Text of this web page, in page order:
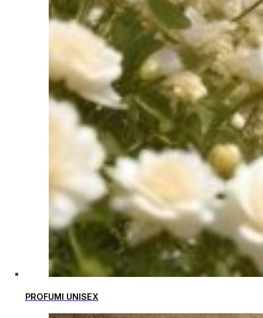
PROFUMI UNISEX